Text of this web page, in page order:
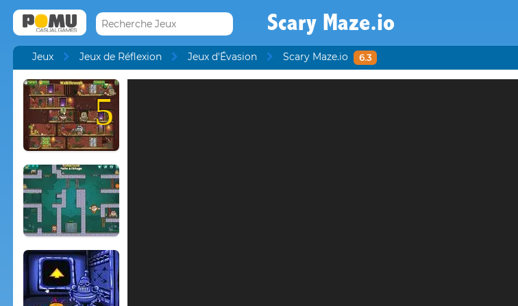
Scary Maze.io
Jeux Jeux de Réflexion Jeux d'Évasion Scary Maze.io 6.3
5